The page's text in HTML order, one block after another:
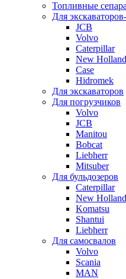
Топливные
Для
JCB
Volvo
Caterpillar
New Holland
Case
Hidromek
Для экскаваторов
Для погрузчиков
Volvo
JCB
Manitou
Bobcat
Liebherr
Mitsuber
Для бульдозеров
Caterpillar
New Holland
Komatsu
Shantui
Liebherr
Для самосвалов
Volvo
Scania
MAN